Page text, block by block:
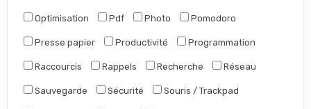
Optimisation Pdf Photo Pomodoro
Presse papier Productivité Programmation
Raccourcis Rappels Recherche Réseau
Sauvegarde Sécurité Souris / Trackpad